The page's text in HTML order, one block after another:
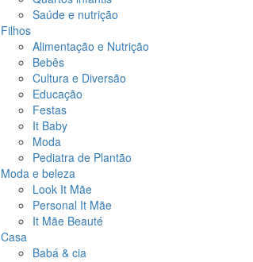
Saúde e nutrição
Filhos
Alimentação e Nutrição
Bebês
Cultura e Diversão
Educação
Festas
It Baby
Moda
Pediatra de Plantão
Moda e beleza
Look It Mãe
Personal It Mãe
It Mãe Beauté
Casa
Babá & cia